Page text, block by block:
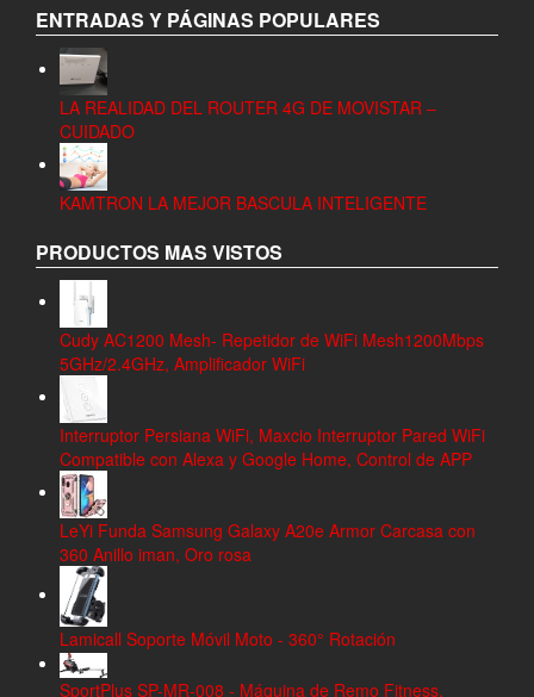
ENTRADAS Y PÁGINAS POPULARES
LA REALIDAD DEL ROUTER 4G DE MOVISTAR –
CUIDADO
KAMTRON LA MEJOR BASCULA INTELIGENTE
PRODUCTOS MAS VISTOS
Cudy AC1200 Mesh- Repetidor de WiFi Mesh1200Mbps
5GHz/2.4GHz, Amplificador WiFi
Interruptor Persiana WiFi, Maxcio Interruptor Pared WiFi
Compatible con Alexa y Google Home, Control de APP
LeYi Funda Samsung Galaxy A20e Armor Carcasa con
360 Anillo iman, Oro rosa
Lamicall Soporte Móvil Moto - 360° Rotación
SportPlus SP-MR-008 - Máquina de Remo Fitness,